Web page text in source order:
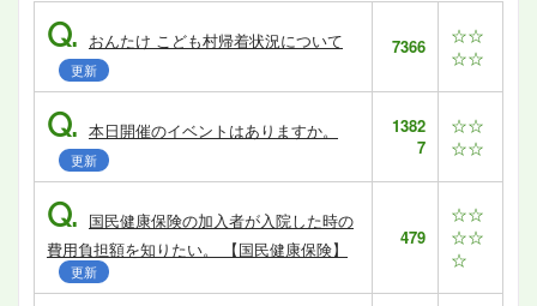
Q. おんたけ こども村帰着状況について
更新
7366
☆☆
☆☆
Q. 本日開催のイベントはありますか。
更新
1382
7
☆☆
☆☆
Q. 国民健康保険の加入者が入院した時の
費用負担額を知りたい。 【国民健康保険】
更新
479
☆☆
☆☆
☆